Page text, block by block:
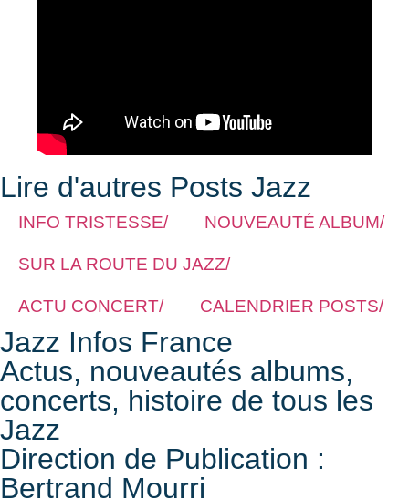
Lire d'autres Posts Jazz
INFO TRISTESSE/ NOUVEAUTÉ ALBUM/
SUR LA ROUTE DU JAZZ/
ACTU CONCERT/ CALENDRIER POSTS/
Jazz Infos France
Actus, nouveautés albums,
concerts, histoire de tous les
Jazz
Direction de Publication :
Bertrand Mourri